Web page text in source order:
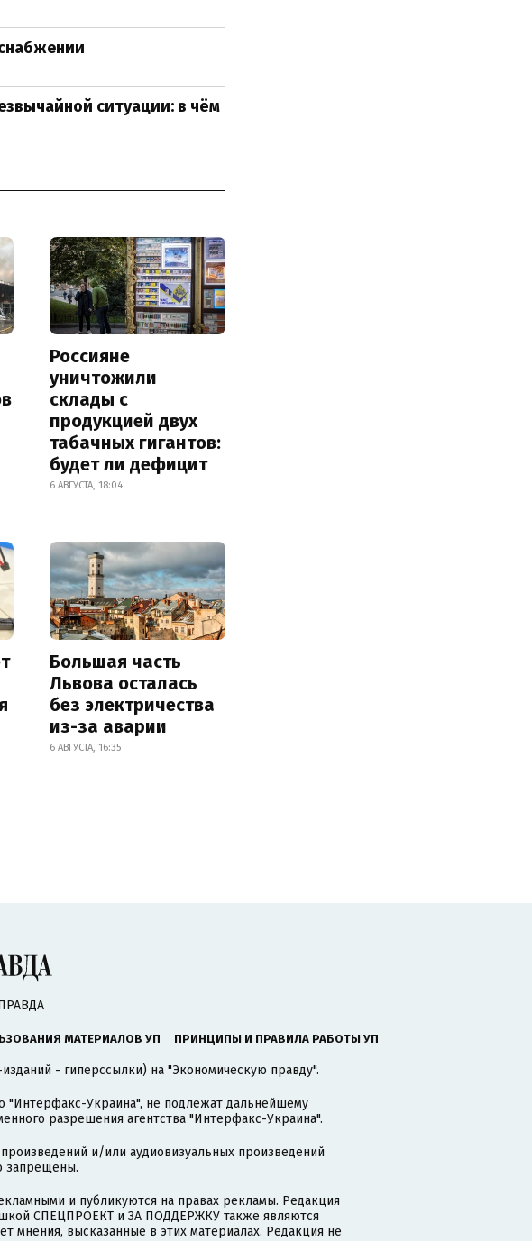
ситуации: в чём
Россияне
уничтожили
склады с
продукцией двух
табачных гигантов:
будет ли дефицит
6 АВГУСТА, 18:04
Большая часть
Львова осталась
без электричества
из-за аварии
6 АВГУСТА, 16:35
МАТЕРИАЛОВ УП ПРИНЦИПЫ И ПРАВИЛА РАБОТЫ УП
- гиперссылки) на "Экономическую правду".
"Интерфакс-Украина", не подлежат дальнейшему
разрешения агентства "Интерфакс-Украина".
и/или аудиовизуальных произведений
запрещены.
и публикуются на правах рекламы. Редакция
СПЕЦПРОЕКТ и ЗА ПОДДЕРЖКУ также являются
мнения, высказанные в этих материалах. Редакция не